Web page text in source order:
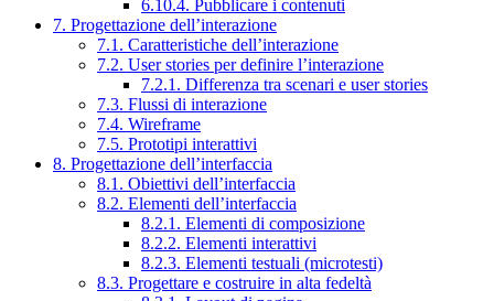
6.10.4. Pubblicare i contenuti
7. Progettazione dell’interazione
7.1. Caratteristiche dell’interazione
7.2. User stories per definire l’interazione
7.2.1. Differenza tra scenari e user stories
7.3. Flussi di interazione
7.4. Wireframe
7.5. Prototipi interattivi
8. Progettazione dell’interfaccia
8.1. Obiettivi dell’interfaccia
8.2. Elementi dell’interfaccia
8.2.1. Elementi di composizione
8.2.2. Elementi interattivi
8.2.3. Elementi testuali (microtesti)
8.3. Progettare e costruire in alta fedeltà